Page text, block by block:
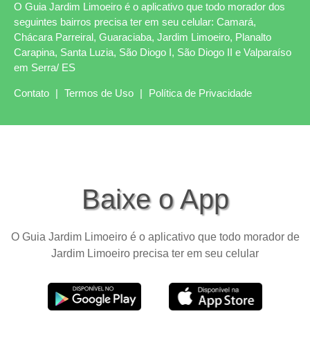
O Guia Jardim Limoeiro é o aplicativo que todo morador dos
seguintes bairros precisa ter em seu celular: Camará,
Chácara Parreiral, Guaraciaba, Jardim Limoeiro, Planalto
Carapina, Santa Luzia, São Diogo I, São Diogo II e Valparaíso
em Serra/ ES
Contato | Termos de Uso | Política de Privacidade
Baixe o App
O Guia Jardim Limoeiro é o aplicativo que todo morador de
Jardim Limoeiro precisa ter em seu celular